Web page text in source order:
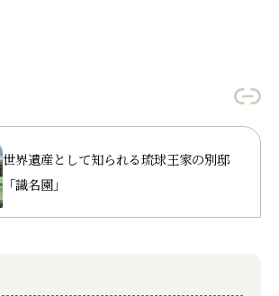
世界遺産として知られる琉球王家の別邸
「識名園」